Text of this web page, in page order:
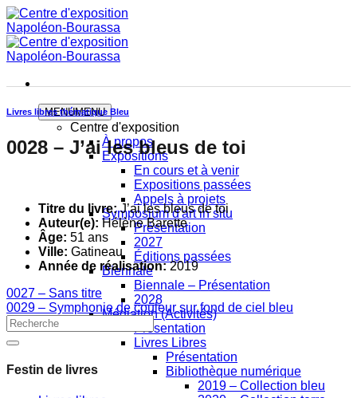
Skip
to
content
MENUMENU
Centre d'exposition
À propos
Expositions
En cours et à venir
Expositions passées
Appels à projets
Symposium d'art in situ
Présentation
2027
Éditions passées
Biennale
Biennale – Présentation
2028
Médiation (Activités)
Présentation
Livres Libres
Présentation
Bibliothèque numérique
2019 – Collection bleu
Livres libres thématique Bleu
0028 – J’ai les bleus de toi
Titre du livre:J’ai les bleus de toi
Auteur(e): Hélène Barette
Âge: 51 ans
Ville: Gatineau
Année de réalisation:2019
0027 – Sans titre
0029 – Symphonie de couleur sur fond de ciel bleu
Festin de livres